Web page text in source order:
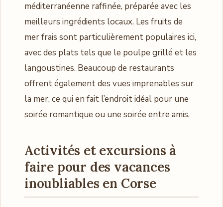
méditerranéenne raffinée, préparée avec les
meilleurs ingrédients locaux. Les fruits de
mer frais sont particulièrement populaires ici,
avec des plats tels que le poulpe grillé et les
langoustines. Beaucoup de restaurants
offrent également des vues imprenables sur
la mer, ce qui en fait l’endroit idéal pour une
soirée romantique ou une soirée entre amis.
Activités et excursions à
faire pour des vacances
inoubliables en Corse